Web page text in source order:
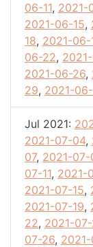
06-11, 2021-
2021-06-15,
18, 2021-06-
06-22,
2021-06-26,
29, 2021-
Jul 2021:
2021-07-04,
07, 2021-07-
07-11, 2021-
2021-07-15,
2021-07-19,
22, 2021-
07-26,